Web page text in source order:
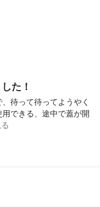
た！
待って待ってようやく
できる、途中で蓋が開